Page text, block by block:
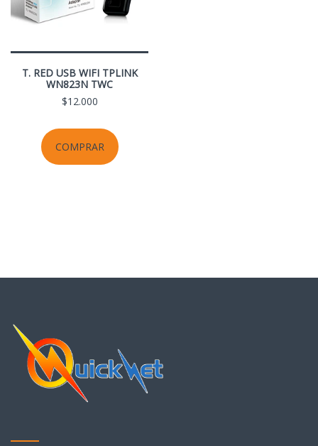
T. RED USB WIFI TPLINK
WN823N TWC
$12.000
COMPRAR